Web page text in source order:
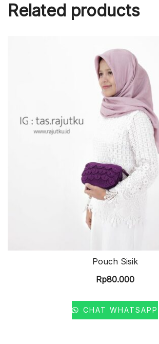
Related products
Pouch Sisik
Rp80.000
CHAT WHATSAPP